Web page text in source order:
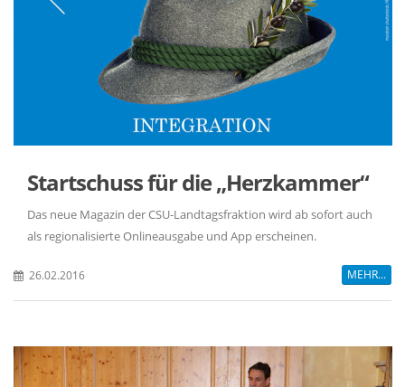
Startschuss für die „Herzkammer“
Das neue Magazin der CSU-Landtagsfraktion wird ab sofort auch
als regionalisierte Onlineausgabe und App erscheinen.
26.02.2016 MEHR...